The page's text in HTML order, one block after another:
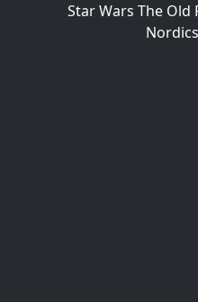
Star Wars The Old